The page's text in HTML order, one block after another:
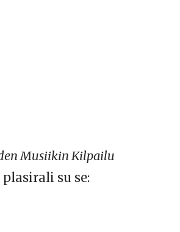
Musiikin Kilpailu
su se: